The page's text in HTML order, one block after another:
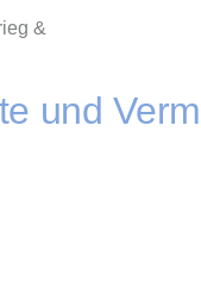
&
und